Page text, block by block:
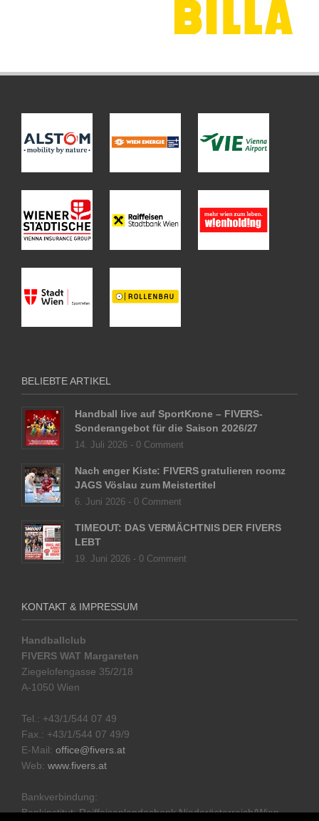
BELIEBTE ARTIKEL
Handball live auf SportKrone – FIVERS-
Sonderangebot für die Saison 2026/27
14. Juli 2026 - 0 Comment
Nach enger Kiste: FIVERS gratulieren roomz
JAGS Vöslau zum Meistertitel
6. Juni 2026 - 0 Comment
TIMEOUT: DAS VERMÄCHTNIS DER FIVERS
LEBT
19. Juni 2026 - 0 Comment
KONTAKT & IMPRESSUM
Handballclub
FIVERS WAT Margareten
Ziegelofengasse 35/2/18
A-1050 Wien
Tel.: +43/1/544 07 49
Fax.: +43/1/544 07 49/9
E-Mail: office@fivers.at
Web: www.fivers.at
Bankverbindung:
Bankinstitut: Raiffeisenlandesbank Niederösterreich/Wien